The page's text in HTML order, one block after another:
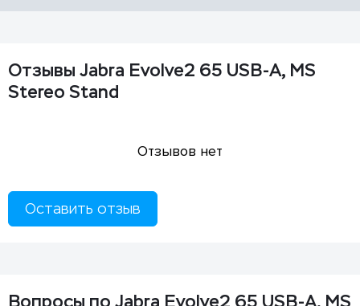
Отзывы Jabra Evolve2 65 USB-A, MS
Stereo Stand
Отзывов нет
Оставить отзыв
Вопросы по Jabra Evolve2 65 USB-A, MS